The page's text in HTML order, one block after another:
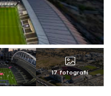
17 fotografií